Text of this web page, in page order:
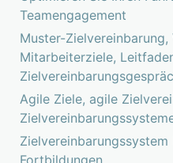
Teamengagement
Muster-
Mitarbeiterziele,
Agile Ziele, agile
Zielvereinbarungssystem
Fortbildungen